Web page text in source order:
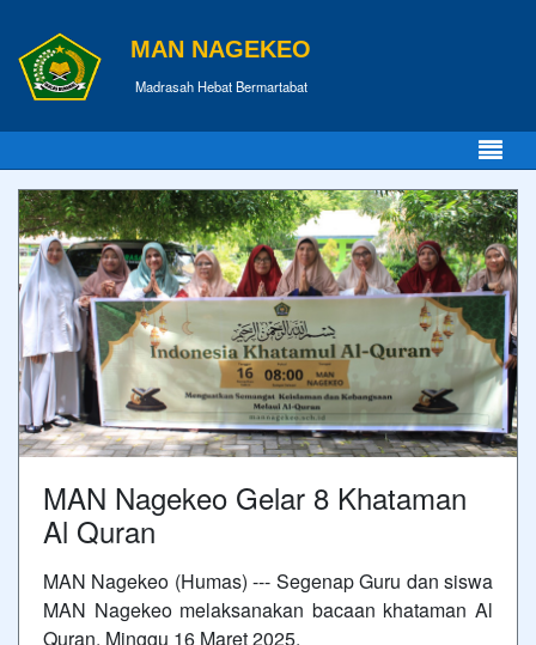
MAN NAGEKEO
Madrasah Hebat Bermartabat
MAN Nagekeo Gelar 8 Khataman
Al Quran
MAN Nagekeo (Humas) --- Segenap Guru dan siswa
MAN Nagekeo melaksanakan bacaan khataman Al
Quran, Minggu 16 Maret 2025.